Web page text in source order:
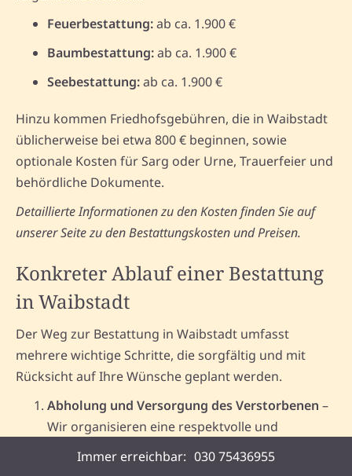
Feuerbestattung:ab ca. 1.900 €
Baumbestattung:ab ca. 1.900 €
Seebestattung:ab ca. 1.900 €
Hinzu kommen Friedhofsgebühren, die in Waibstadt
üblicherweise bei etwa 800 € beginnen, sowie
optionale Kosten für Sarg oder Urne, Trauerfeier und
behördliche Dokumente.
Detaillierte Informationen zu den Kosten finden Sie auf
unserer Seite zu denBestattungskosten undPreisen.
Konkreter Ablauf einer Bestattung
in Waibstadt
Der Weg zur Bestattung in Waibstadt umfasst
mehrere wichtige Schritte, die sorgfältig und mit
Rücksicht auf Ihre Wünsche geplant werden.
Abholung und Versorgung des Verstorbenen –
Wir organisieren eine respektvolle und
würdevolle Überführung.
Immer erreichbar: 030 75436955